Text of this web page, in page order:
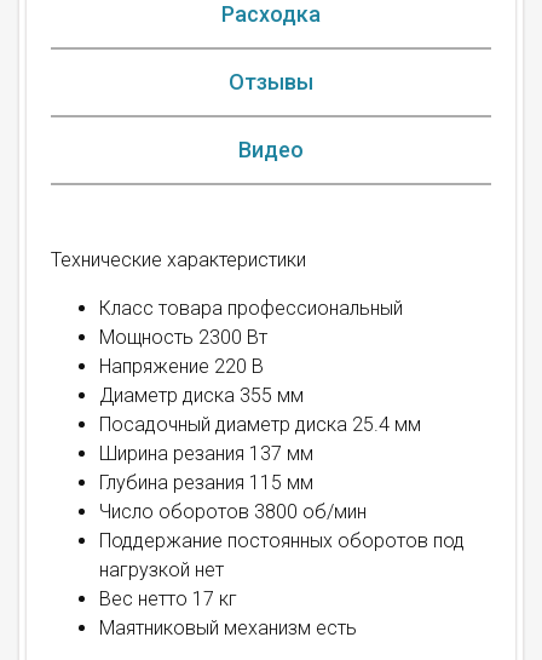
Расходка
Отзывы
Видео
Технические характеристики
Класс товара профессиональный
Мощность 2300 Вт
Напряжение 220 В
Диаметр диска 355 мм
Посадочный диаметр диска 25.4 мм
Ширина резания 137 мм
Глубина резания 115 мм
Число оборотов 3800 об/мин
Поддержание постоянных оборотов под
нагрузкой нет
Вес нетто 17 кг
Маятниковый механизм есть